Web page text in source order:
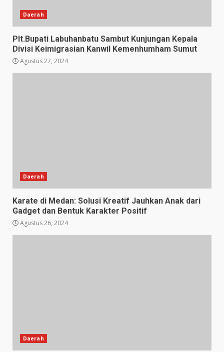
Daerah
Plt.Bupati Labuhanbatu Sambut Kunjungan Kepala
Divisi Keimigrasian Kanwil Kemenhumham Sumut
Agustus 27, 2024
Daerah
Karate di Medan: Solusi Kreatif Jauhkan Anak dari
Gadget dan Bentuk Karakter Positif
Agustus 26, 2024
Daerah